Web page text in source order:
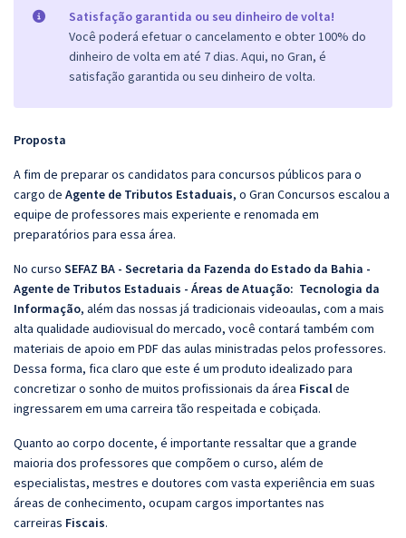
Satisfação garantida ou seu dinheiro de volta!
Você poderá efetuar o cancelamento e obter 100% do
dinheiro de volta em até 7 dias. Aqui, no Gran, é
satisfação garantida ou seu dinheiro de volta.
Proposta
A fim de preparar os candidatos para concursos públicos para o
cargo de Agente de Tributos Estaduais, o Gran Concursos escalou a
equipe de professores mais experiente e renomada em
preparatórios para essa área.
No curso SEFAZ BA - Secretaria da Fazenda do Estado da Bahia -
Agente de Tributos Estaduais - Áreas de Atuação: Tecnologia da
Informação, além das nossas já tradicionais videoaulas, com a mais
alta qualidade audiovisual do mercado, você contará também com
materiais de apoio em PDF das aulas ministradas pelos professores.
Dessa forma, fica claro que este é um produto idealizado para
concretizar o sonho de muitos profissionais da área Fiscalde
ingressarem em uma carreira tão respeitada e cobiçada.
Quanto ao corpo docente, é importante ressaltar que a grande
maioria dos professores que compõem o curso, além de
especialistas, mestres e doutores com vasta experiência em suas
áreas de conhecimento, ocupam cargos importantes nas
carreiras Fiscais.